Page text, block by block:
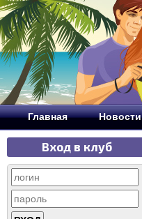
Главная Новости
Вход в клуб